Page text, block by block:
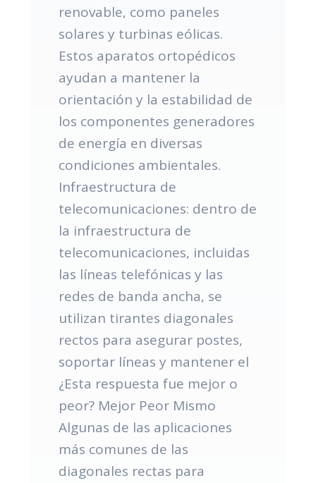
renovable, como paneles
solares y turbinas eólicas.
Estos aparatos ortopédicos
ayudan a mantener la
orientación y la estabilidad de
los componentes generadores
de energía en diversas
condiciones ambientales.
Infraestructura de
telecomunicaciones: dentro de
la infraestructura de
telecomunicaciones, incluidas
las líneas telefónicas y las
redes de banda ancha, se
utilizan tirantes diagonales
rectos para asegurar postes,
soportar líneas y mantener el
¿Esta respuesta fue mejor o
peor? Mejor Peor Mismo
Algunas de las aplicaciones
más comunes de las
diagonales rectas para